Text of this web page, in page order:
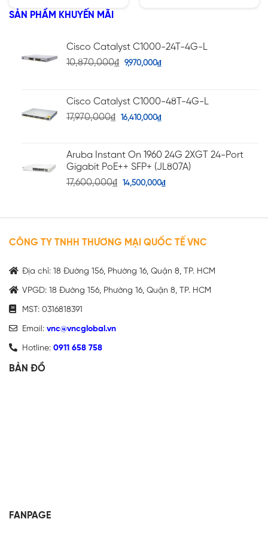
5 sao
SẢN PHẨM KHUYẾN MÃI
Cisco Catalyst C1000-24T-4G-L
10,870,000₫ 9,970,000₫
Cisco Catalyst C1000-48T-4G-L
17,970,000₫ 16,410,000₫
Aruba Instant On 1960 24G 2XGT 24-Port
Gigabit PoE++ SFP+ (JL807A)
17,600,000₫ 14,500,000₫
CÔNG TY TNHH THƯƠNG MẠI QUỐC TẾ VNC
Địa chỉ: 18 Đường 156, Phường 16, Quận 8, TP. HCM
VPGD: 18 Đường 156, Phường 16, Quận 8, TP. HCM
MST: 0316818391
Email: vnc@vncglobal.vn
Hotline: 0911 658 758
BẢN ĐỒ
FANPAGE